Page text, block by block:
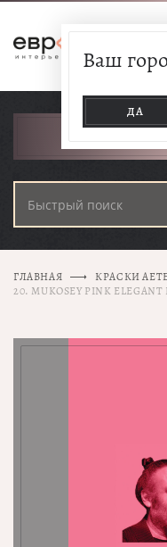
Ваш
ДА
ГЛАВНАЯ
КРАСКИ
20. MUKOSEY PINK ELEGANT